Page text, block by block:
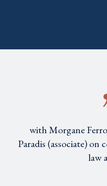
with Morgane
Paradis (associate)
law